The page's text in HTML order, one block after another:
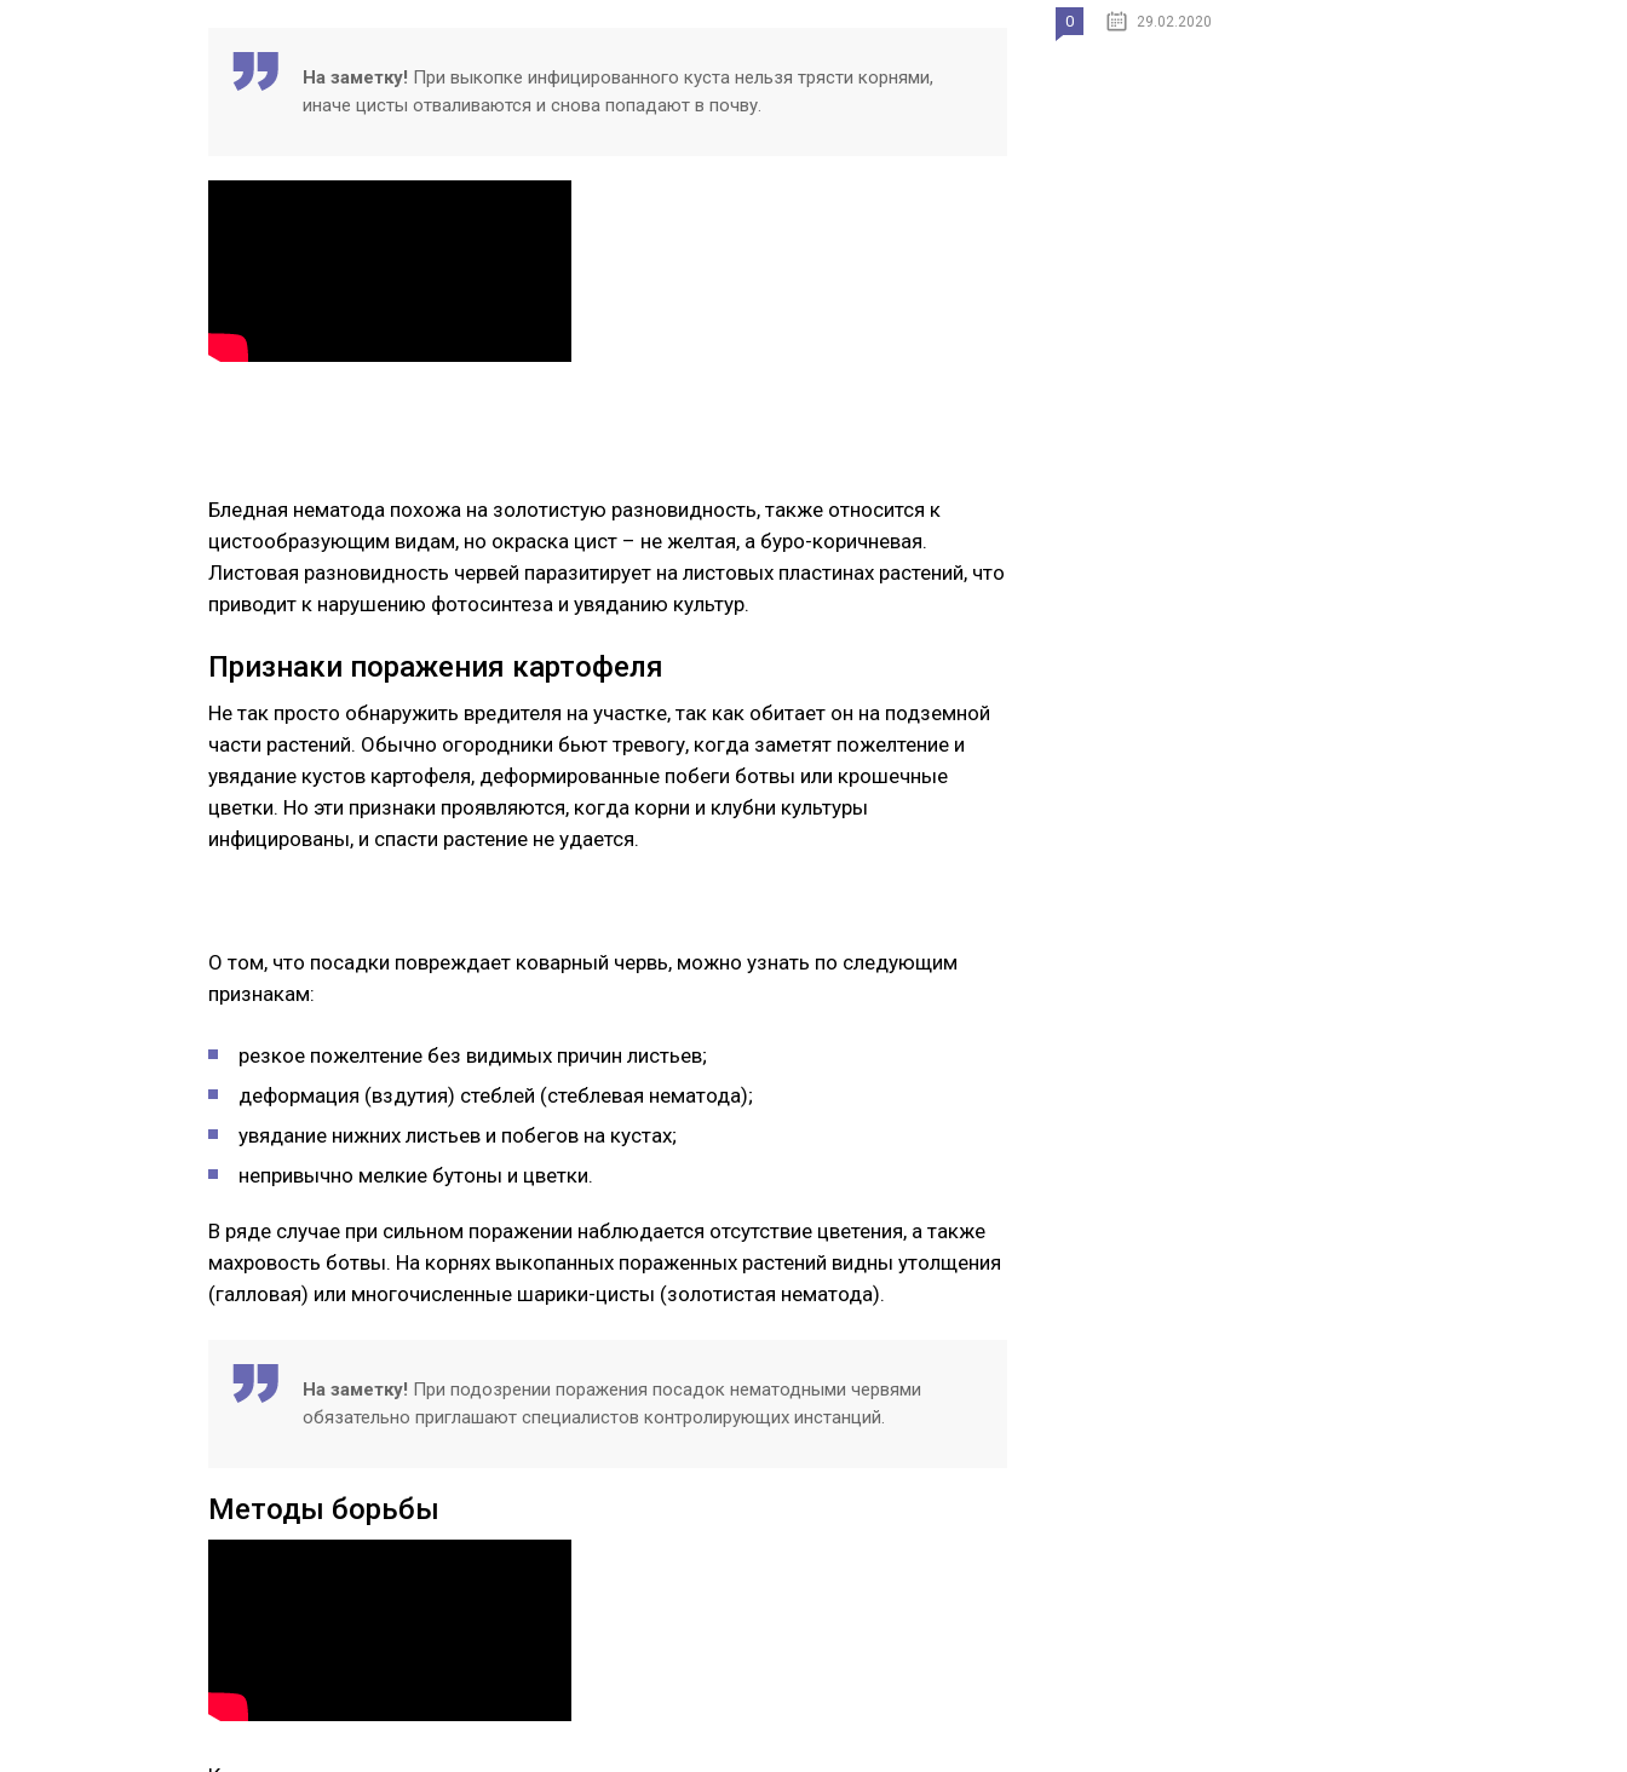
На заметку! При выкопке инфицированного куста нельзя трясти корнями,
иначе цисты отваливаются и снова попадают в почву.
Бледная нематода похожа на золотистую разновидность, также относится к
цистообразующим видам, но окраска цист – не желтая, а буро-коричневая.
Листовая разновидность червей паразитирует на листовых пластинах растений, что
приводит к нарушению фотосинтеза и увяданию культур.
Признаки поражения картофеля
Не так просто обнаружить вредителя на участке, так как обитает он на подземной
части растений. Обычно огородники бьют тревогу, когда заметят пожелтение и
увядание кустов картофеля, деформированные побеги ботвы или крошечные
цветки. Но эти признаки проявляются, когда корни и клубни культуры
инфицированы, и спасти растение не удается.
О том, что посадки повреждает коварный червь, можно узнать по следующим
признакам:
резкое пожелтение без видимых причин листьев;
деформация (вздутия) стеблей (стеблевая нематода);
увядание нижних листьев и побегов на кустах;
непривычно мелкие бутоны и цветки.
В ряде случае при сильном поражении наблюдается отсутствие цветения, а также
махровость ботвы. На корнях выкопанных пораженных растений видны утолщения
(галловая) или многочисленные шарики-цисты (золотистая нематода).
На заметку! При подозрении поражения посадок нематодными червями
обязательно приглашают специалистов контролирующих инстанций.
Методы борьбы
0 29.02.2020